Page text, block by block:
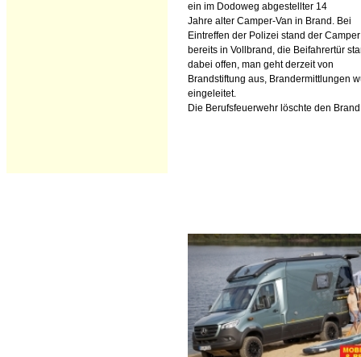
ein im Dodoweg abgestellter 14
Jahre alter Camper-Van in Brand. Bei
Eintreffen der Polizei stand der Camper
bereits in Vollbrand, die Beifahrertür
dabei offen, man geht derzeit von
Brandstiftung aus, Brandermittlungen
eingeleitet.
Die Berufsfeuerwehr löschte den